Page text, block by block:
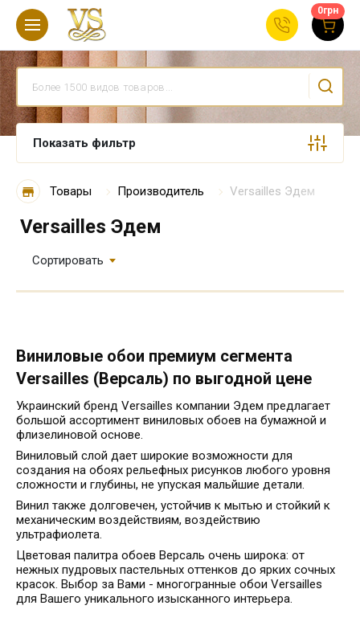
0грн
Показать фильтр
Товары Производитель Versailles Эдем
Versailles Эдем
Сортировать
Виниловые обои премиум сегмента
Versailles (Версаль) по выгодной цене
Украинский бренд Versailles компании Эдем предлагает
большой ассортимент виниловых обоев на бумажной и
флизелиновой основе.
Виниловый слой дает широкие возможности для
создания на обоях рельефных рисунков любого уровня
сложности и глубины, не упуская мальйшие детали.
Винил также долговечен, устойчив к мытью и стойкий к
механическим воздействиям, воздействию
ультрафиолета.
Цветовая палитра обоев Версаль очень широка: от
нежных пудровых пастельных оттенков до ярких сочных
красок. Выбор за Вами - многогранные обои Versailles
для Вашего уникального изысканного интерьера.